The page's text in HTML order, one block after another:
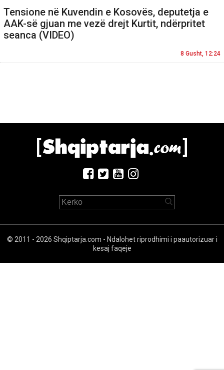
Tensione në Kuvendin e Kosovës, deputetja e
AAK-së gjuan me vezë drejt Kurtit, ndërpritet
seanca (VIDEO)
8 Gusht, 12:24
© 2011 - 2026 Shqiptarja.com - Ndalohet riprodhimi i paautorizuar i
kesaj faqeje